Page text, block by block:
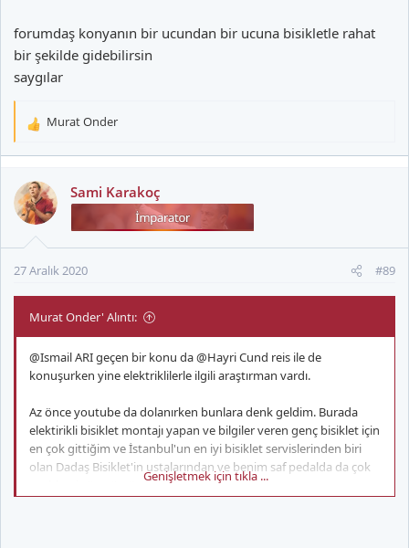
forumdaş konyanın bir ucundan bir ucuna bisikletle rahat
bir şekilde gidebilirsin
saygılar
T
k
i
l
Murat Onder
Sami Karakoç
27 Aralık 2020 #89
Murat Onder' Alıntı:
@Ismail ARIgeçen bir konu da@Hayri Cund reis ile de
konuşurken yine elektriklilerle ilgili araştırman vardı.
Az önce youtube da dolanırken bunlara denk geldim. Burada
elektirikli bisiklet montajı yapan ve bilgiler veren genç bisiklet için
en çok gittiğim ve İstanbul'un en iyi bisiklet servislerinden biri
olan Dadaş Bisiklet'in ustalarından ve benim saf pedalda da çok
Genişletmek için tıkla ...